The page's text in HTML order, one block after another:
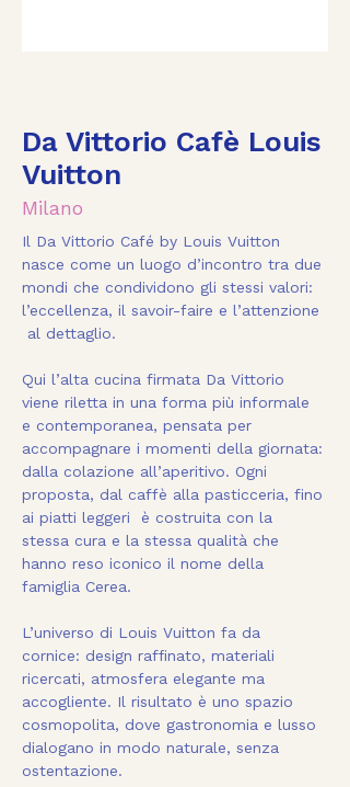
Da Vittorio Cafè Louis
Vuitton
Milano
Il Da Vittorio Café by Louis Vuitton
nasce come un luogo d’incontro tra due
mondi che condividono gli stessi valori:
l’eccellenza, il savoir-faire e l’attenzione
al dettaglio.
Qui l’alta cucina firmata Da Vittorio
viene riletta in una forma più informale
e contemporanea, pensata per
accompagnare i momenti della giornata:
dalla colazione all’aperitivo. Ogni
proposta, dal caffè alla pasticceria, fino
ai piatti leggeri  è costruita con la
stessa cura e la stessa qualità che
hanno reso iconico il nome della
famiglia Cerea.
L’universo di Louis Vuitton fa da
cornice: design raffinato, materiali
ricercati, atmosfera elegante ma
accogliente. Il risultato è uno spazio
cosmopolita, dove gastronomia e lusso
dialogano in modo naturale, senza
ostentazione.